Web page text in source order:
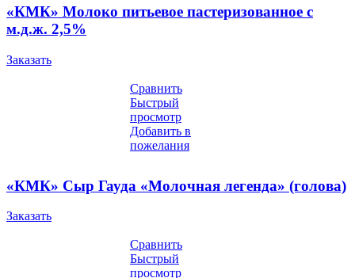
«КМК» Молоко питьевое пастеризованное с
м.д.ж. 2,5%
Заказать
Сравнить
Быстрый
просмотр
Добавить в
пожелания
«КМК» Сыр Гауда «Молочная легенда» (голова)
Заказать
Сравнить
Быстрый
просмотр